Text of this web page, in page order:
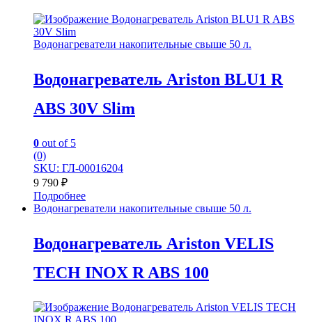
Водонагреватели накопительные свыше 50 л.
Водонагреватель Ariston BLU1 R
ABS 30V Slim
0 out of 5
(0)
SKU: ГЛ-00016204
9 790 ₽
Подробнее
Водонагреватели накопительные свыше 50 л.
Водонагреватель Ariston VELIS
TECH INOX R ABS 100